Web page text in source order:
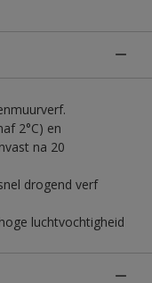
2°C) en
na 20
drogend verf
luchtvochtigheid